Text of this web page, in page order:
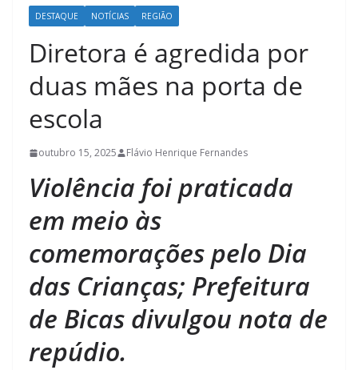
DESTAQUE NOTÍCIAS REGIÃO
Diretora é agredida por
duas mães na porta de
escola
outubro 15, 2025 Flávio Henrique Fernandes
Violência foi praticada
em meio às
comemorações pelo Dia
das Crianças; Prefeitura
de Bicas divulgou nota de
repúdio.